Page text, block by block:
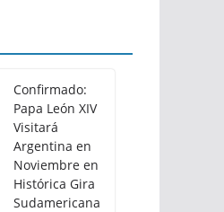
Confirmado:
Papa León XIV
Visitará
Argentina en
Noviembre en
Histórica Gira
Sudamericana